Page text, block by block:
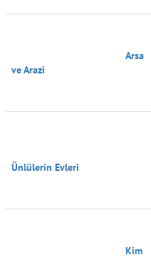
ve Arazi
Ünlülerin Evleri